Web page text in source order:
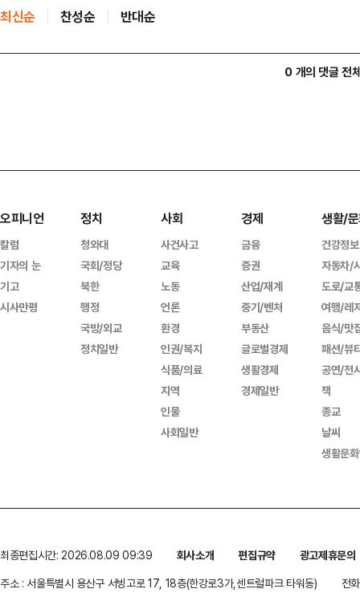
최신순 찬성순 반대순
0 개의 댓글 전
오피니언
칼럼
기자의 눈
기고
시사만평
정치
청와대
국회/정당
북한
행정
국방/외교
정치일반
사회
사건사고
교육
노동
언론
환경
인권/복지
식품/의료
지역
인물
사회일반
경제
금융
증권
산업/재계
중기/벤처
부동산
글로벌경제
생활경제
경제일반
생활/
건강정보
자동차/
도로/교
여행/레
음식/맛
패션/뷰
공연/전
책
종교
날씨
생활문
최종편집시간: 2026.08.09 09:39 회사소개 편집규약
광고제휴문의
주소 : 서울특별시 용산구 서빙고로 17, 18층(한강로3가,센트럴파크 타워동)
전